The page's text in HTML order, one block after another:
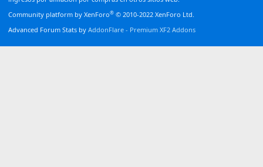
Community platform by XenForo® © 2010-2022 XenForo Ltd.
Advanced Forum Stats by AddonFlare - Premium XF2 Addons